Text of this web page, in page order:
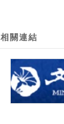
相關連結